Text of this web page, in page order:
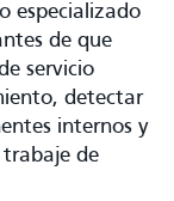
especializado
de que
servicio
detectar
internos y
de